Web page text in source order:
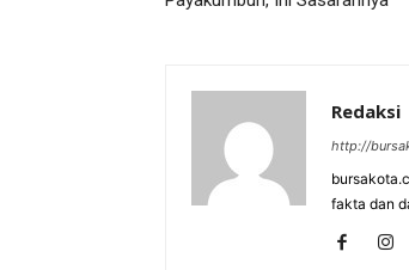
Redaksi
http://
fakta dan